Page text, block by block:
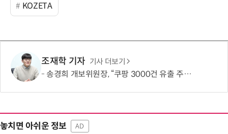
KOZETA
조재학 기자 기사 더보기
송경희 개보위원장, “쿠팡 3000건 유출 주장 사실과 달라…엄정 처분할 것”
놓치면 아쉬운 정보 AD